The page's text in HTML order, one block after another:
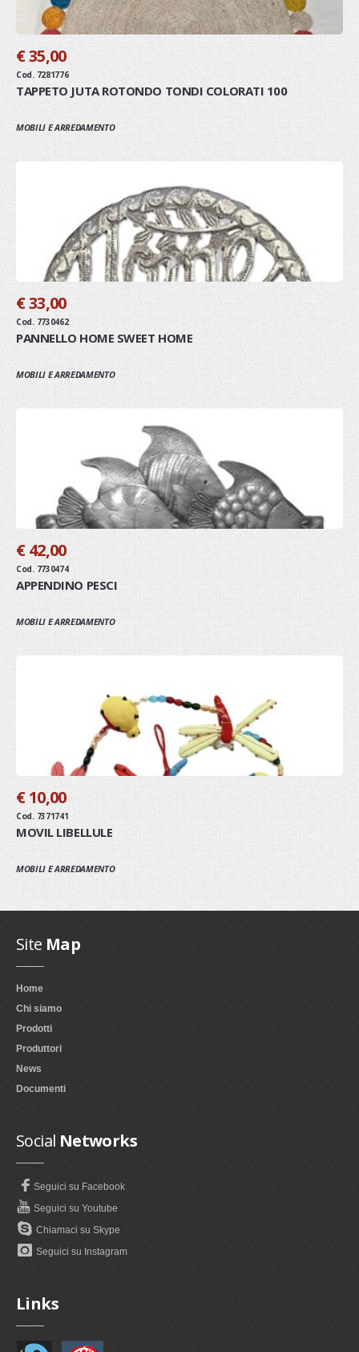
€ 35,00
Cod. 7281776
TAPPETO JUTA ROTONDO TONDI COLORATI 100
MOBILI E ARREDAMENTO
€ 33,00
Cod. 7730462
PANNELLO HOME SWEET HOME
MOBILI E ARREDAMENTO
€ 42,00
Cod. 7730474
APPENDINO PESCI
MOBILI E ARREDAMENTO
€ 10,00
Cod. 7371741
MOVIL LIBELLULE
MOBILI E ARREDAMENTO
Site Map
Home
Chi siamo
Prodotti
Produttori
News
Documenti
Social Networks
Seguici su Facebook
Seguici su Youtube
Chiamaci su Skype
Seguici su Instagram
Links